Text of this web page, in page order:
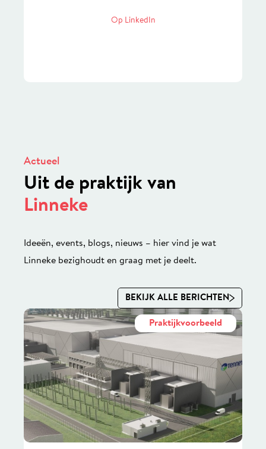
Op LinkedIn
Actueel
Uit de praktijk van
Linneke
Ideeën, events, blogs, nieuws – hier vind je wat
Linneke bezighoudt en graag met je deelt.
BEKIJK ALLE BERICHTEN
Praktijkvoorbeeld